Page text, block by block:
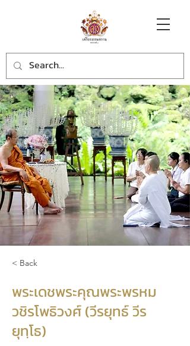
< Back
พระเดชพระคุณพระพรหม
วชิรโพธิวงศ์ (วีรยุทธ์ วีร
ยุทฺโธ)